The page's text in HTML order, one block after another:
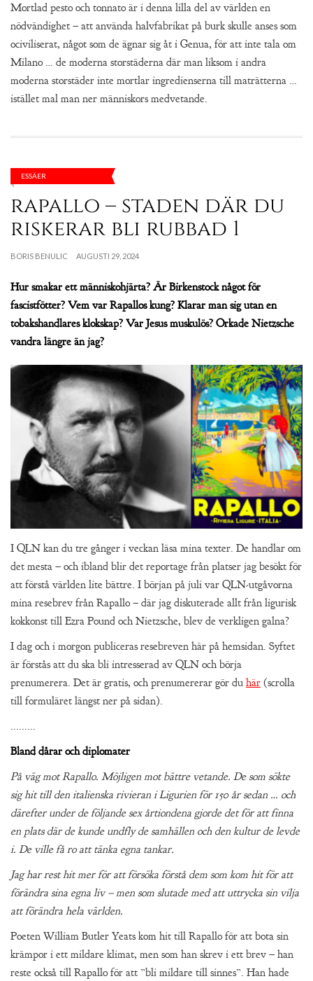
Mortlad pesto och tonnato är i denna lilla del av världen en
nödvändighet – att använda halvfabrikat på burk skulle anses som
ociviliserat, något som de ägnar sig åt i Genua, för att inte tala om
Milano … de moderna storstäderna där man liksom i andra
moderna storstäder inte mortlar ingredienserna till maträtterna …
istället mal man ner människors medvetande.
ESSÄER
rapallo – staden där du
riskerar bli rubbad 1
BORIS BENULIC AUGUSTI 29, 2024
Hur smakar ett människohjärta? Är Birkenstock något för
fascistfötter? Vem var Rapallos kung? Klarar man sig utan en
tobakshandlares klokskap? Var Jesus muskulös? Orkade Nietzsche
vandra längre än jag?
I QLN kan du tre gånger i veckan läsa mina texter. De handlar om
det mesta – och ibland blir det reportage från platser jag besökt för
att förstå världen lite bättre. I början på juli var QLN-utgåvorna
mina resebrev från Rapallo – där jag diskuterade allt från ligurisk
kokkonst till Ezra Pound och Nietzsche, blev de verkligen galna?
I dag och i morgon publiceras resebreven här på hemsidan. Syftet
är förstås att du ska bli intresserad av QLN och börja
prenumerera. Det är gratis, och prenumererar gör du här (scrolla
till formuläret längst ner på sidan).
.........
Bland dårar och diplomater
På väg mot Rapallo. Möjligen mot bättre vetande. De som sökte
sig hit till den italienska rivieran i Ligurien för 150 år sedan … och
därefter under de följande sex årtiondena gjorde det för att finna
en plats där de kunde undfly de samhällen och den kultur de levde
i. De ville få ro att tänka egna tankar.
Jag har rest hit mer för att försöka förstå dem som kom hit för att
förändra sina egna liv – men som slutade med att uttrycka sin vilja
att förändra hela världen.
Poeten William Butler Yeats kom hit till Rapallo för att bota sin
krämpor i ett mildare klimat, men som han skrev i ett brev – han
reste också till Rapallo för att ”bli mildare till sinnes”. Han hade